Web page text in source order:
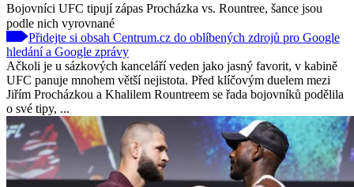
Bojovníci UFC tipují zápas Procházka vs. Rountree, šance jsou
podle nich vyrovnané
Přidejte si obsah Centrum.cz do oblíbených zdrojů pro Google
hledání a Google zprávy
Ačkoli je u sázkových kanceláří veden jako jasný favorit, v kabině
UFC panuje mnohem větší nejistota. Před klíčovým duelem mezi
Jiřím Procházkou a Khalilem Rountreem se řada bojovníků podělila
o své tipy, ...